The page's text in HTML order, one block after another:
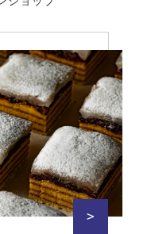
>